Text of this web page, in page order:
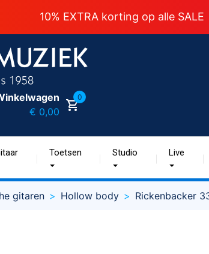
10% EXTRA korting op alle SALE
€ 0,00
0
Toetsen Studio Live
gitaren Hollow body Rickenbacker